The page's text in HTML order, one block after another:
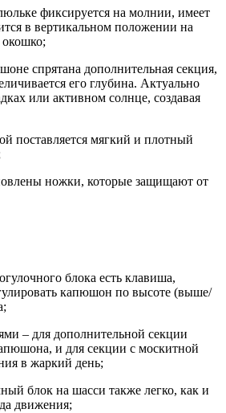
фиксируется на молнии, имеет
в вертикальном положении на
спрятана дополнительная секция,
его глубина. Актуально
или активном солнце, создавая
поставляется мягкий и плотный
ножки, которые защищают от
блока есть клавиша,
капюшон по высоте (выше/
– для дополнительной секции
и для секции с москитной
в жаркий день;
блок на шасси также легко, как и
движения;